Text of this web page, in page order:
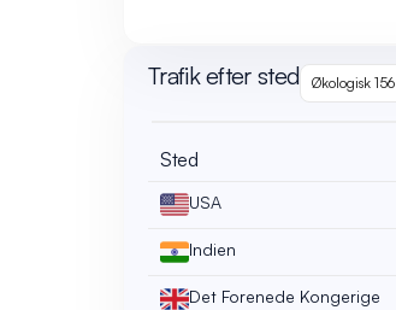
Trafik efter sted Økologisk 156
Sted
USA
Indien
Det Forenede Kongerige